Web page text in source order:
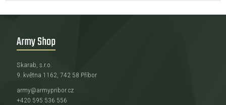
Army Shop
Skarab, s.r.o.
9. května 1162, 742 58 Příbor
army@armypribor.cz
+420 595 536 556